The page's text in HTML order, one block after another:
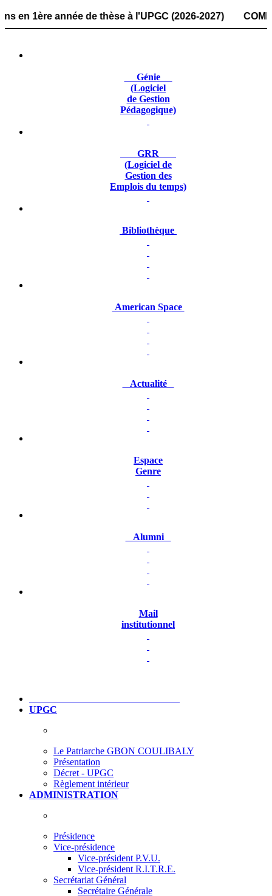
année de thèse à l'UPGC (2026-2027)
Génie
(Logiciel
de Gestion
Pédagogique)
GRR
(Logiciel de
Gestion des
Emplois du temps)
Bibliothèque
American Space
Actualité
Espace
Genre
Alumni
Mail
institutionnel
UPGC
Le Patriarche GBON COULIBALY
Présentation
Décret - UPGC
Règlement intérieur
ADMINISTRATION
Présidence
Vice-présidence
Vice-président P.V.U.
Vice-président R.I.T.R.E.
Secrétariat Général
Secrétaire Générale